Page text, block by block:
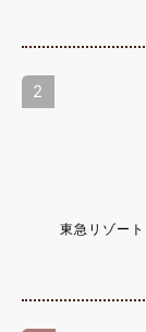
2
東急リゾー